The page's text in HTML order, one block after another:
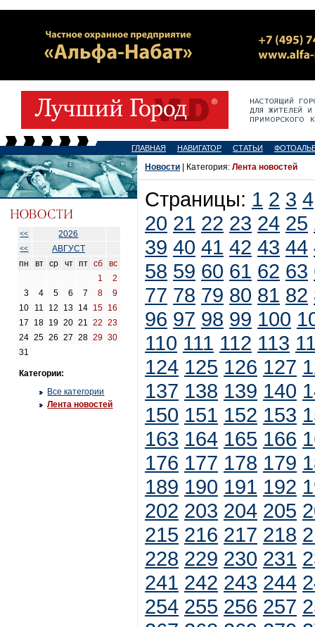
ГЛАВНАЯ НАВИГАТОР СТАТЬИ
<< 2026
<<
АВГУСТ
пн
вт ср чт пт сб
вс
1
2
3
4 5 6 7 8
9
10
11 12 13 14 15 16
17
18 19 20 21 22
23
24 25 26 27 28 29 30
31
Категории:
Все категории
Лента новостей
Новости | Категория: Лента новостей
Страницы: 1 2 3 4
20 21 22 23 24 25
39 40 41 42 43 44
58 59 60 61 62 63
77 78 79 80 81 82
96 97 98 99 100
110 111 112 113
124 125 126 127
137 138 139 140
150 151 152 153
163 164 165 166
176 177 178 179
189 190 191 192
202 203 204 205
215 216 217 218
228 229 230 231
241 242 243 244
254 255 256 257